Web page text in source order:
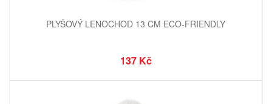
PLYŠOVÝ LENOCHOD 13 CM ECO-FRIENDLY
137 Kč